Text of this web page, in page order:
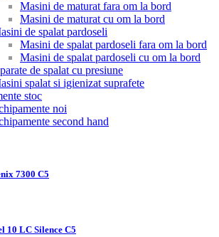
Masini de maturat fara om la bord
Masini de maturat cu om la bord
de spalat pardoseli
Masini de spalat pardoseli fara om la bord
Masini de spalat pardoseli cu om la bord
de spalat cu presiune
spalat si igienizat suprafete
stoc
noi
second hand
7300 C5
10 LC Silence C5